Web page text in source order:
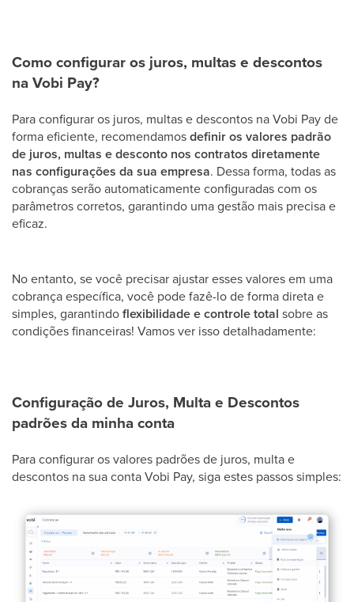
Como configurar os juros, multas e descontos
na Vobi Pay?
Para configurar os juros, multas e descontos na Vobi Pay de
forma eficiente, recomendamosdefinir os valores padrão
de juros, multas e desconto nos contratos diretamente
nas configurações da sua empresa. Dessa forma, todas as
cobranças serão automaticamente configuradas com os
parâmetros corretos, garantindo uma gestão mais precisa e
eficaz.
No entanto, se você precisar ajustar esses valores em uma
cobrança específica, você pode fazê-lo de forma direta e
simples, garantindoflexibilidade e controle total sobre as
condições financeiras! Vamos ver isso detalhadamente:
Configuração de Juros, Multa e Descontos
padrões da minha conta
Para configurar os valores padrões de juros, multa e
descontos na sua conta Vobi Pay, siga estes passos simples: